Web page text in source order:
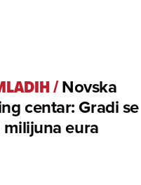
/Novska
centar: Gradi se
eura